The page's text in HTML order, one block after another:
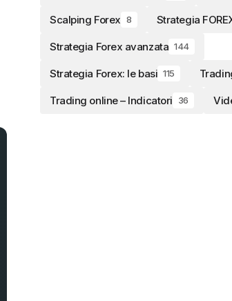
Scalping Forex 8 Strategia
Strategia Forex avanzata 144
Strategia Forex: le basi 115
Trading online – Indicatori 36